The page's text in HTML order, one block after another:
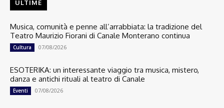
ULTIME
Musica, comunità e penne all’arrabbiata: la tradizione del
Teatro Maurizio Fiorani di Canale Monterano continua
Cultura 07/08/2026
ESOTERIKA: un interessante viaggio tra musica, mistero,
danza e antichi rituali al teatro di Canale
Eventi 07/08/2026